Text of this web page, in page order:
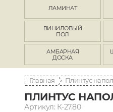
ЛАМИНАТ
ВИНИЛОВЫЙ
ПОЛ
АМБАРНАЯ
ДОСКА
Главная Плинтус
ПЛИНТУС
Артикул: К-27.80